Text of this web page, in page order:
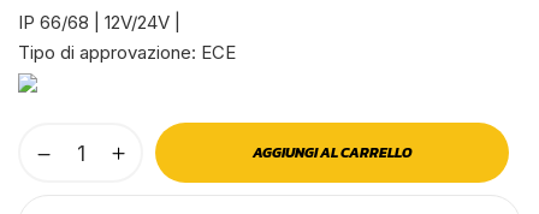
IP 66/68
12V/24V
Tipo di approvazione: ECE
Fanalino
colore
AGGIUNGI AL CARRELLO